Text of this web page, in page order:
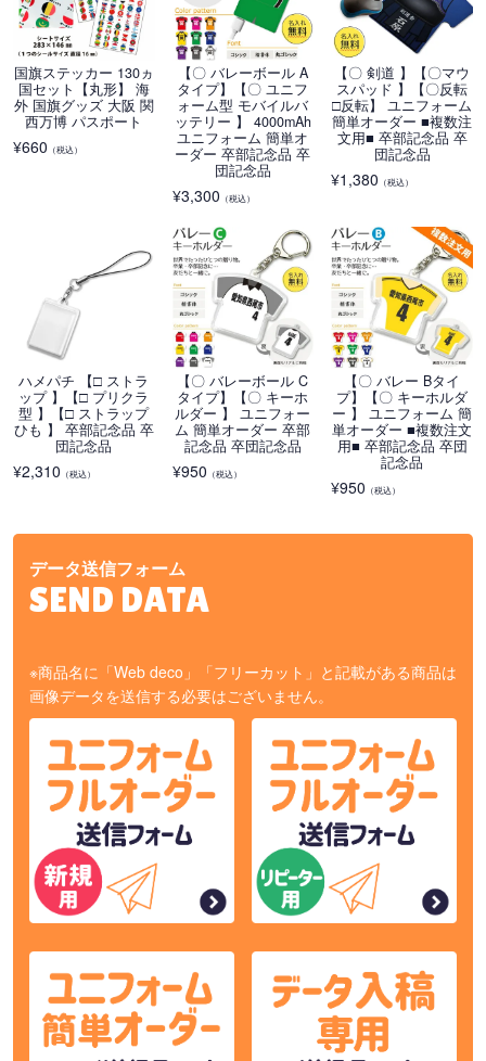
国旗ステッカー 130ヵ
国セット【丸形】 海
外 国旗グッズ 大阪 関
西万博 パスポート
¥660 （税込）
【〇 バレーボール A
タイプ】【〇 ユニフ
ォーム型 モバイルバ
ッテリー 】 4000mAh
ユニフォーム 簡単オ
ーダー 卒部記念品 卒
団記念品
¥3,300 （税込）
【〇 剣道 】【〇マウ
スパッド 】【〇反転
□反転】 ユニフォーム
簡単オーダー ■複数注
文用■ 卒部記念品 卒
団記念品
¥1,380 （税込）
ハメパチ 【□ ストラ
ップ 】【□ プリクラ
型 】【□ ストラップ
ひも 】 卒部記念品 卒
団記念品
¥2,310 （税込）
【〇 バレーボール C
タイプ】【〇 キーホ
ルダー 】 ユニフォー
ム 簡単オーダー 卒部
記念品 卒団記念品
¥950 （税込）
【〇 バレー Bタイ
プ】【〇 キーホルダ
ー 】 ユニフォーム 簡
単オーダー ■複数注文
用■ 卒部記念品 卒団
記念品
¥950 （税込）
データ送信フォーム
SEND DATA
※商品名に「Web deco」「フリーカット」と記載がある商品は
画像データを送信する必要はございません。